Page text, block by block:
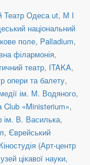
Театр Одеса ut, М І
національний
поле, Palladium,
філармонія,
театр, ITAKA,
опери та балету,
ім. М. Водяного,
Club «Ministerium»,
ім. В. Василька,
, Єврейський
(Арт-центр
цікавої науки,